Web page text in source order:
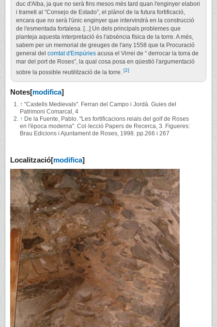
duc d'Alba, ja que no serà fins mesos més tard quan l'enginyer elabori
i trameti al “Consejo de Estado”, el plànol de la futura fortificació,
encara que no serà l'únic enginyer que intervindrà en la construcció
de l'esmentada fortalesa. [...] Un dels principals problemes que
planteja aquesta interpretació és l'absència física de la torre. A més,
sabem per un memorial de greuges de l'any 1558 que la Procuració
general del comtat d'Empúries acusa el Virrei de “ derrocar la torra de
mar del port de Roses”, la qual cosa posa en qüestió l'argumentació
sobre la possible reutilització de la torre. [2]
Notes[modifica]
↑ "Castells Medievals". Ferran del Campo i Jordà. Guies del
Patrimoni Comarcal, 4
↑ De la Fuente, Pablo. "Les fortificacions reials del golf de Roses
en l'època moderna". Col·lecció Papers de Recerca, 3. Figueres:
Brau Edicions i Ajuntament de Roses, 1998. pp.266 i 267
Localització[modifica]